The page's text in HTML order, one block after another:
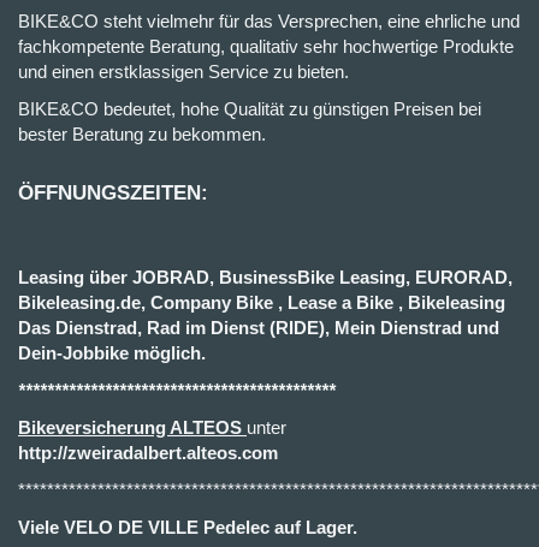
BIKE&CO steht vielmehr für das Versprechen, eine ehrliche und
fachkompetente Beratung, qualitativ sehr hochwertige Produkte
und einen erstklassigen Service zu bieten.
BIKE&CO bedeutet, hohe Qualität zu günstigen Preisen bei
bester Beratung zu bekommen.
ÖFFNUNGSZEITEN:
Leasing über JOBRAD, BusinessBike Leasing, EURORAD,
Bikeleasing.de, Company Bike , Lease a Bike , Bikeleasing
Das Dienstrad, Rad im Dienst (RIDE), Mein Dienstrad und
Dein-Jobbike möglich.
********************************************
Bikeversicherung ALTEOS unter
http://zweiradalbert.alteos.com
Viele VELO DE VILLE Pedelec auf Lager.